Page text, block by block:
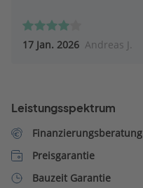
17 Jan. 2026 Andreas J.
Leistungsspektrum
Finanzierungsberatung
Preisgarantie
Bauzeit Garantie